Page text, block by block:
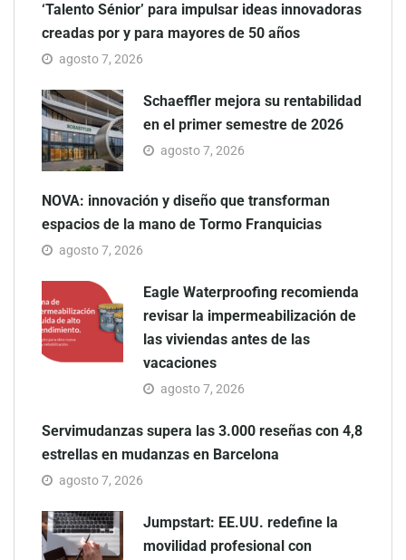
‘Talento Sénior’ para impulsar ideas innovadoras
creadas por y para mayores de 50 años
agosto 7, 2026
Schaeffler mejora su rentabilidad
en el primer semestre de 2026
agosto 7, 2026
NOVA: innovación y diseño que transforman
espacios de la mano de Tormo Franquicias
agosto 7, 2026
Eagle Waterproofing recomienda
revisar la impermeabilización de
las viviendas antes de las
vacaciones
agosto 7, 2026
Servimudanzas supera las 3.000 reseñas con 4,8
estrellas en mudanzas en Barcelona
agosto 7, 2026
Jumpstart: EE.UU. redefine la
movilidad profesional con